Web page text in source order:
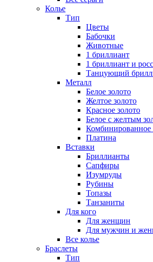
Колье
Тип
Цветы
Бабочки
Животные
1 бриллиант
1 бриллиант и
Танцующий
Металл
Белое золото
Желтое золото
Красное золото
Белое с желтым
Комбинированное
Платина
Вставки
Бриллианты
Сапфиры
Изумруды
Рубины
Топазы
Танзаниты
Для кого
Для женщин
Для мужчин и
Все колье
Браслеты
Тип